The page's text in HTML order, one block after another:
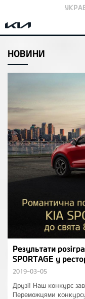
НОВИНИ
Результати
SPORTAGE у
2019-03-05
Друзі! Наш конкурс
Переможцями